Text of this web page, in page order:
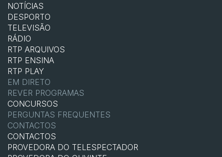
NOTÍCIAS
DESPORTO
TELEVISÃO
RÁDIO
RTP ARQUIVOS
RTP ENSINA
RTP PLAY
EM DIRETO
REVER PROGRAMAS
CONCURSOS
PERGUNTAS FREQUENTES
CONTACTOS
CONTACTOS
PROVEDORA DO TELESPECTADOR